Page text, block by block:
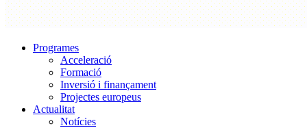
Programes
Acceleració
Formació
Inversió i finançament
Projectes europeus
Actualitat
Notícies